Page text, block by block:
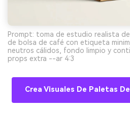
Prompt: toma de estudio realista
de bolsa de café con etiqueta
neutros cálidos, fondo limpio y
props extra --ar 4:3
Crea Visuales De Paletas